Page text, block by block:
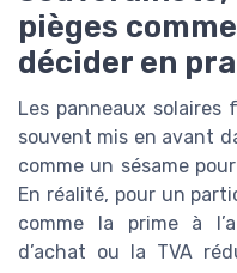
pièges
décider en
Les panneaux
souvent mis en avant
comme un sésame
En réalité, pour un
comme la prime à
d’achat ou la TVA